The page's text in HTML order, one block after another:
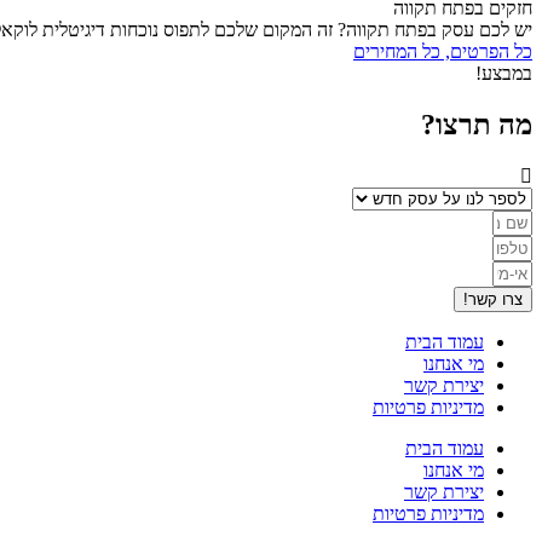
חזקים בפתח תקווה
יש לכם עסק בפתח תקווה? זה המקום שלכם לתפוס נוכחות דיגיטלית
כל הפרטים, כל המחירים
במבצע!
מה תרצו?
צרו קשר!
עמוד הבית
מי אנחנו
יצירת קשר
מדיניות פרטיות
עמוד הבית
מי אנחנו
יצירת קשר
מדיניות פרטיות